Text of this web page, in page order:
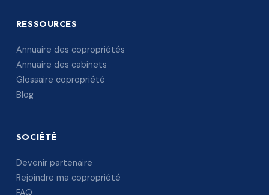
RESSOURCES
Annuaire des copropriétés
Annuaire des cabinets
Glossaire copropriété
Blog
SOCIÉTÉ
Devenir partenaire
Rejoindre ma copropriété
FAQ